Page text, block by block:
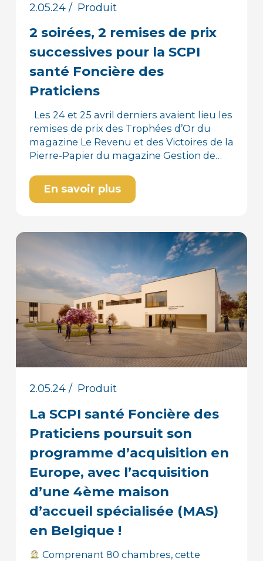
2.05.24/ Produit
2 soirées, 2 remises de prix
successives pour la SCPI
santé Foncière des
Praticiens
Les 24 et 25 avril derniers avaient lieu les
remises de prix des Trophées d’Or du
magazine Le Revenu et des Victoires de la
Pierre-Papier du magazine Gestion de…
En savoir plus
2.05.24/ Produit
La SCPI santé Foncière des
Praticiens poursuit son
programme d’acquisition en
Europe, avec l’acquisition
d’une 4ème maison
d’accueil spécialisée (MAS)
en Belgique !
Comprenant 80 chambres, cette